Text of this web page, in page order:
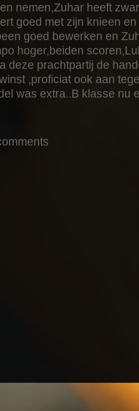
nemen,Zuhar heeft
goed met zijn knieen
goed bewerken en
hoger,beiden
deze prachtpartij de
,proficiat ook aan
was extra..B klasse nu